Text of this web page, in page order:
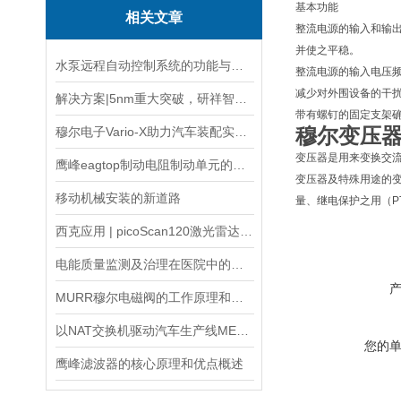
相关文章
移动机械安装的新道路
鹰峰滤波器的核心原理和优点概述
基本功能
整流电源的输入和输
并使之平稳。
整流电源的输入电压
减少对外围设备的干
带有螺钉的固定支架
穆尔变压
变压器是用来变换交
变压器及特殊用途的
量、继电保护之用（
您的